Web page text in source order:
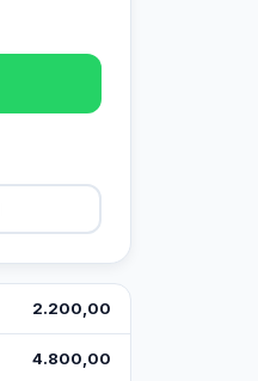
2.200,00
4.800,00